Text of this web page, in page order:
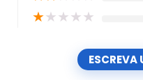
★★★★★